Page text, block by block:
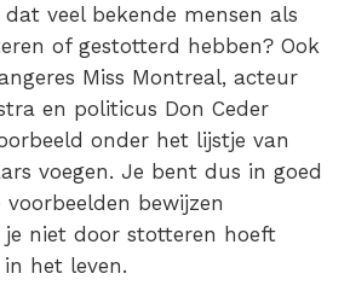
veel bekende mensen als
of gestotterd hebben? Ook
Miss Montreal, acteur
en politicus Don Ceder
onder het lijstje van
voegen. Je bent dus in goed
voorbeelden bewijzen
je niet door stotteren hoeft
het leven.